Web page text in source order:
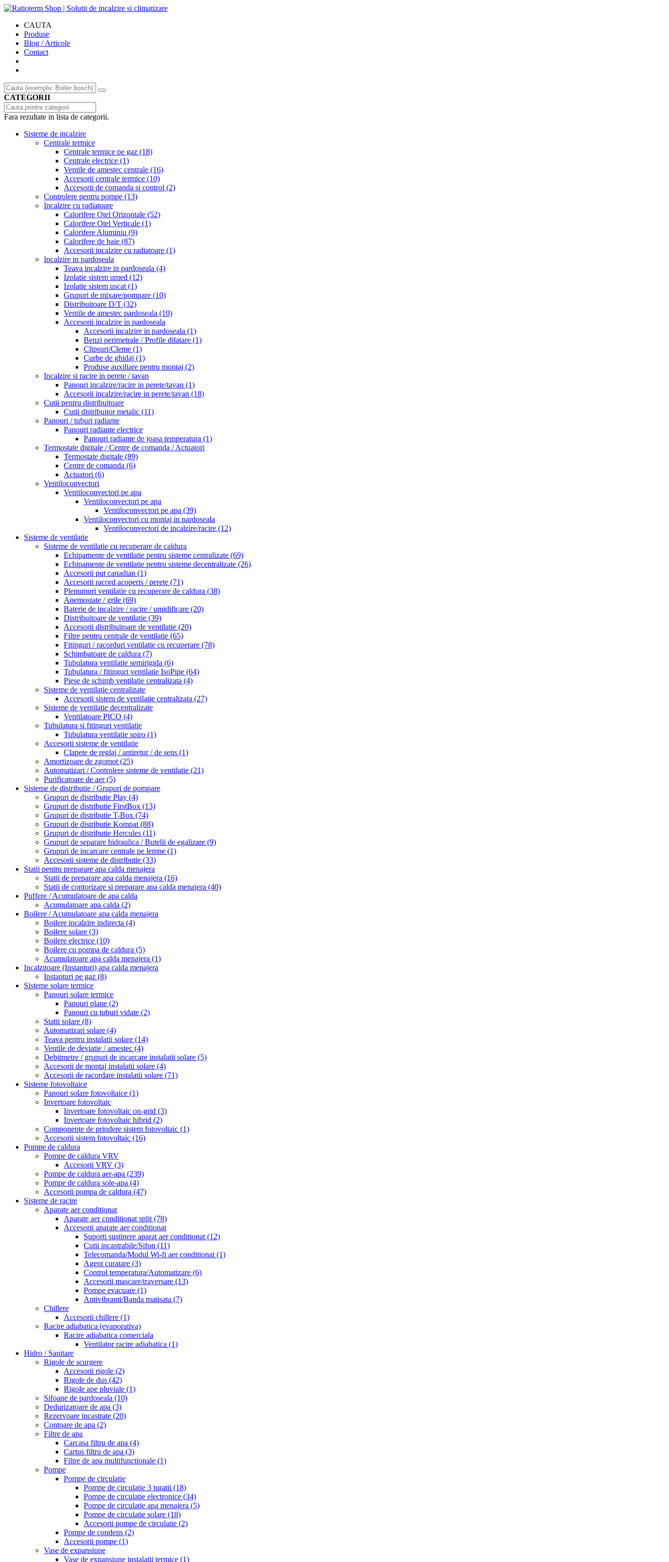
CAUTA
Produse
Blog / Articole
Contact
CATEGORII
Fara rezultate in lista de categorii.
Sisteme de incalzire
Centrale termice
Centrale termice pe gaz (18)
Centrale electrice (1)
Ventile de amestec centrale (16)
Accesorii centrale termice (10)
Accesorii de comanda si control (2)
Controlere pentru pompe (13)
Incalzire cu radiatoare
Calorifere Otel Orizontale (52)
Calorifere Otel Verticale (1)
Calorifere Aluminiu (9)
Calorifere de baie (87)
Accesorii incalzire cu radiatoare (1)
Incalzire in pardoseala
Teava incalzire in pardoseala (4)
Izolatie sistem umed (12)
Izolatie sistem uscat (1)
Grupuri de mixare/pompare (10)
Distribuitoare D/T (32)
Ventile de amestec pardoseala (10)
Accesorii incalzire in pardoseala
Accesorii incalzire in pardoseala (1)
Benzi perimetrale / Profile dilatare (1)
Clipsuri/Cleme (1)
Curbe de ghidaj (1)
Produse auxiliare pentru montaj (2)
Incalzire si racire in perete / tavan
Panouri incalzire/racire in perete/tavan (1)
Accesorii incalzire/racire in perete/tavan (18)
Cutii pentru distribuitoare
Cutii distribuitor metalic (11)
Panouri / tuburi radiante
Panouri radiante electrice
Panouri radiante de joasa temperatura (1)
Termostate digitale / Centre de comanda / Actuatori
Termostate digitale (89)
Centre de comanda (6)
Actuatori (6)
Ventiloconvectori
Ventiloconvectori pe apa
Ventiloconvectori pe apa
Ventiloconvectori pe apa (39)
Ventiloconvectori cu montaj in pardoseala
Ventiloconvectori de incalzire/racire (12)
Sisteme de ventilatie
Sisteme de ventilatie cu recuperare de caldura
Echipamente de ventilatie pentru sisteme centralizate (69)
Echipamente de ventilatie pentru sisteme decentralizate (26)
Accesorii put canadian (1)
Accesorii racord acoperis / perete (71)
Plenumuri ventilatie cu recuperare de caldura (38)
Anemostate / grile (69)
Baterie de incalzire / racire / umidificare (20)
Distribuitoare de ventilatie (39)
Accesorii distribuitoare de ventilatie (20)
Filtre pentru centrale de ventilatie (65)
Fitinguri / racorduri ventilatie cu recuperare (78)
Schimbatoare de caldura (7)
Tubulatura ventilatie semirigida (6)
Tubulatura / fitinguri ventilatie IsoPipe (64)
Piese de schimb ventilatie centralizata (4)
Sisteme de ventilatie centralizate
Accesorii sistem de ventilatie centralizata (27)
Sisteme de ventilatie decentralizate
Ventilatoare PICO (4)
Tubulatura si fitinguri ventilatie
Tubulatura ventilatie spiro (1)
Accesorii sisteme de ventilatie
Clapete de reglaj / antiretur / de sens (1)
Amortizoare de zgomot (25)
Automatizari / Controlere sisteme de ventilatie (21)
Purificatoare de aer(5)
Sisteme de distributie / Grupuri de pompare
Grupuri de distributie Play (4)
Grupuri de distributie FirstBox (13)
Grupuri de distributie T-Box (74)
Grupuri de distributie Kompat (88)
Grupuri de distributie Hercules (11)
Grupuri de separare hidraulica / Butelii de egalizare (9)
Grupuri de incarcare centrale pe lemne (1)
Accesorii sisteme de distributie (33)
Statii pentru preparare apa calda menajera
Statii de preparare apa calda menajera (16)
Statii de contorizare si preparare apa calda menajera (40)
Puffere / Acumulatoare de apa calda
Acumulatoare apa calda (2)
Boilere / Acumulatoare apa calda menajera
Boilere incalzire indirecta (4)
Boilere solare (3)
Boilere electrice (10)
Boilere cu pompa de caldura (5)
Acumulatoare apa calda menajera (1)
Incalzitoare (Instanturi) apa calda menajera
Instanturi pe gaz (8)
Sisteme solare termice
Panouri solare termice
Panouri plane (2)
Panouri cu tuburi vidate (2)
Statii solare (8)
Automatizari solare (4)
Teava pentru instalatii solare (14)
Ventile de deviatie / amestec (4)
Debitmetre / grupuri de incarcare instalatii solare (5)
Accesorii de montaj instalatii solare (4)
Accesorii de racordare instalatii solare (71)
Sisteme fotovoltaice
Panouri solare fotovoltaice (1)
Invertoare fotovoltaic
Invertoare fotovoltaic on-grid (3)
Invertoare fotovoltaic hibrid (2)
Componente de prindere sistem fotovoltaic (1)
Accesorii sistem fotovoltaic (16)
Pompe de caldura
Pompe de caldura VRV
Accesorii VRV (3)
Pompe de caldura aer-apa (239)
Pompe de caldura sole-apa (4)
Accesorii pompa de caldura (47)
Sisteme de racire
Aparate aer conditionat
Aparate aer conditionat split (78)
Accesorii aparate aer conditionat
Suporti sustinere aparat aer conditionat (12)
Cutii incastrabile/Sifon (11)
Telecomanda/Modul Wi-fi aer conditionat (1)
Agent curatare (3)
Control temperatura/Automatizare (6)
Accesorii mascare/traversare (13)
Pompe evacuare (1)
Antivibranti/Banda matisata (7)
Chillere
Accesorii chillere (1)
Racire adiabatica (evaporativa)
Racire adiabatica comerciala
Ventilator racire adiabatica (1)
Hidro / Sanitare
Rigole de scurgere
Accesorii rigole (2)
Rigole de dus (42)
Rigole ape pluviale (1)
Sifoane de pardoseala (10)
Dedurizatoare de apa (3)
Rezervoare incastrate (20)
Contoare de apa (2)
Filtre de apa
Carcasa filtru de apa (4)
Cartus filtru de apa (3)
Filtre de apa multifunctionale (1)
Pompe
Pompe de circulatie
Pompe de circulatie 3 turatii (18)
Pompe de circulatie electronice (34)
Pompe de circulatie apa menajera (5)
Pompe de circulatie solare (18)
Accesorii pompe de circulatie (2)
Pompe de condens (2)
Accesorii pompe (1)
Vase de expansiune
Vase de expansiune instalatii termice (1)